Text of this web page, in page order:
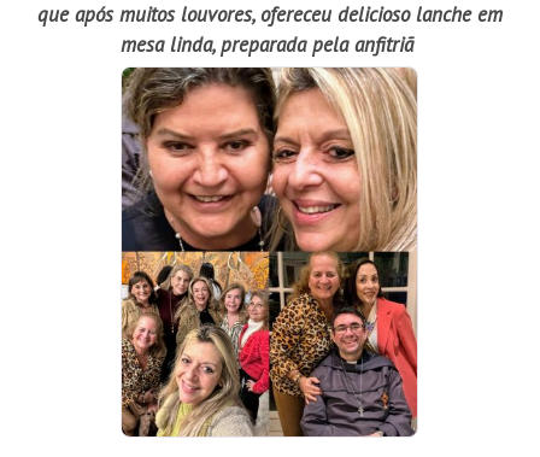
que após muitos louvores, ofereceu delicioso lanche em
mesa linda, preparada pela anfitriã